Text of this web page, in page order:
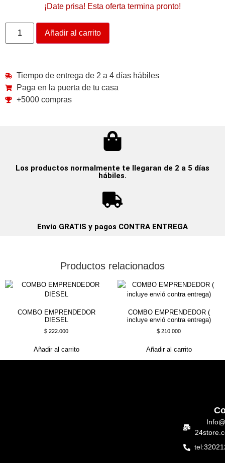
¡Date prisa! Esta oferta termina pronto!
Añadir al carrito
Tiempo de entrega de 2 a 4 días hábiles
Paga en la puerta de tu casa
+5000 compras
Los productos normalmente te llegaran de 2 a 5 días
hábiles.
Envío GRATIS y pagos CONTRA ENTREGA
Productos relacionados
COMBO EMPRENDEDOR
DIESEL
$ 222.000
Añadir al carrito
COMBO EMPRENDEDOR (
incluye envió contra entrega)
$ 210.000
Añadir al carrito